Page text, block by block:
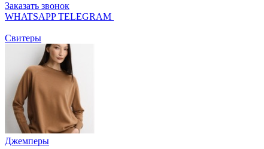
Заказать звонок
WHATSAPPTELEGRAM
Свитеры
Джемперы